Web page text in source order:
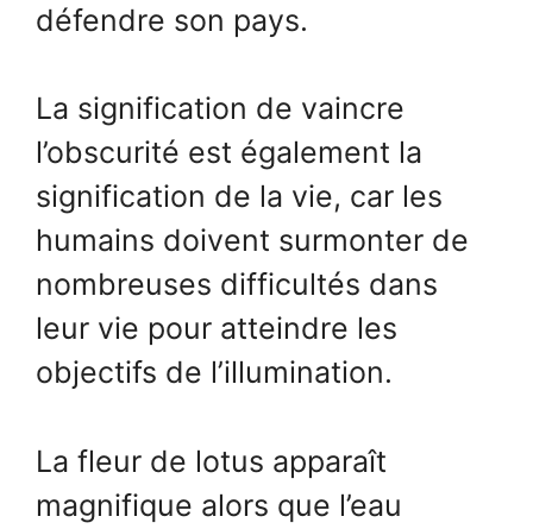
défendre son pays.
La signification de vaincre
l’obscurité est également la
signification de la vie, car les
humains doivent surmonter de
nombreuses difficultés dans
leur vie pour atteindre les
objectifs de l’illumination.
La fleur de lotus apparaît
magnifique alors que l’eau